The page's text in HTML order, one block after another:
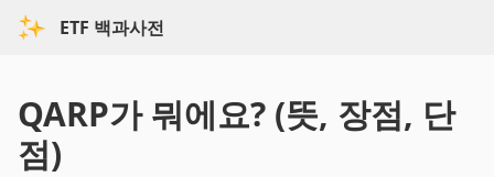
ETF 백과사전
QARP가 뭐에요? (뜻, 장점, 단
점)